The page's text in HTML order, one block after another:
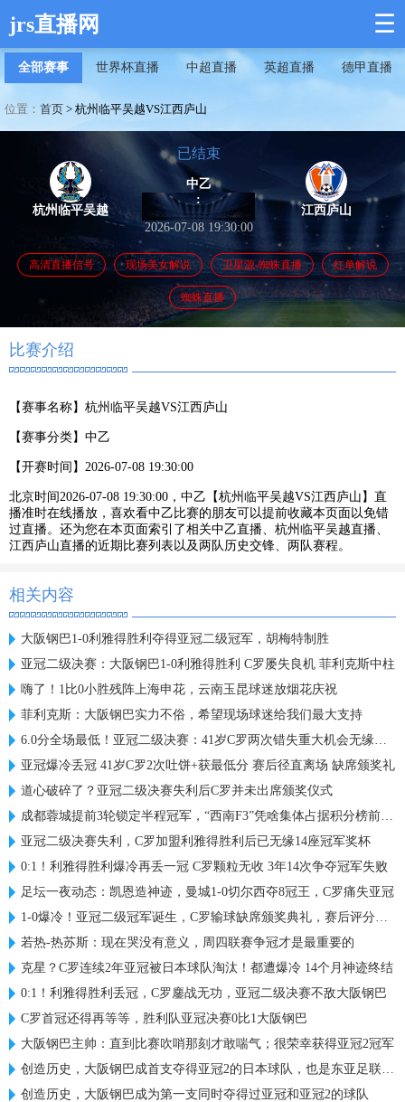
jrs直播网 ☰
全部赛事 世界杯直播 中超直播 英超直播 德甲直播
位置： 首页 > 杭州临平吴越VS江西庐山
杭州临平吴越
已结束
中乙
:
2026-07-08 19:30:00
江西庐山
高清直播信号 现场美女解说 卫星源-蜘蛛直播 红单解说
蜘蛛直播
比赛介绍
【赛事名称】 杭州临平吴越VS江西庐山
【赛事分类】 中乙
【开赛时间】 2026-07-08 19:30:00
北京时间2026-07-08 19:30:00，中乙【杭州临平吴越VS江西庐山】直
播准时在线播放，喜欢看中乙比赛的朋友可以提前收藏本页面以免错
过直播。还为您在本页面索引了相关中乙直播、杭州临平吴越直播、
江西庐山直播的近期比赛列表以及两队历史交锋、两队赛程。
相关内容
大阪钢巴1-0利雅得胜利夺得亚冠二级冠军，胡梅特制胜
亚冠二级决赛：大阪钢巴1-0利雅得胜利 C罗屡失良机 菲利克斯中柱
嗨了！1比0小胜残阵上海申花，云南玉昆球迷放烟花庆祝
菲利克斯：大阪钢巴实力不俗，希望现场球迷给我们最大支持
6.0分全场最低！亚冠二级决赛：41岁C罗两次错失重大机会无缘首冠
亚冠爆冷丢冠 41岁C罗2次吐饼+获最低分 赛后径直离场 缺席颁奖礼
道心破碎了？亚冠二级决赛失利后C罗并未出席颁奖仪式
成都蓉城提前3轮锁定半程冠军，“西南F3”凭啥集体占据积分榜前三？
亚冠二级决赛失利，C罗加盟利雅得胜利后已无缘14座冠军奖杯
0:1！利雅得胜利爆冷再丢一冠 C罗颗粒无收 3年14次争夺冠军失败
足坛一夜动态：凯恩造神迹，曼城1-0切尔西夺8冠王，C罗痛失亚冠
1-0爆冷！亚冠二级冠军诞生，C罗输球缺席颁奖典礼，赛后评分出炉
若热-热苏斯：现在哭没有意义，周四联赛争冠才是最重要的
克星？C罗连续2年亚冠被日本球队淘汰！都遭爆冷 14个月神迹终结
0:1！利雅得胜利丢冠，C罗鏖战无功，亚冠二级决赛不敌大阪钢巴
C罗首冠还得再等等，胜利队亚冠决赛0比1大阪钢巴
大阪钢巴主帅：直到比赛吹哨那刻才敢喘气；很荣幸获得亚冠2冠军
创造历史，大阪钢巴成首支夺得亚冠2的日本球队，也是东亚足联首队
创造历史，大阪钢巴成为第一支同时夺得过亚冠和亚冠2的球队